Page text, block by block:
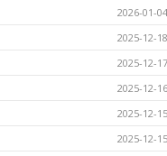
2026-01-
2025-12-
2025-12-
2025-12-
2025-12-
2025-12-